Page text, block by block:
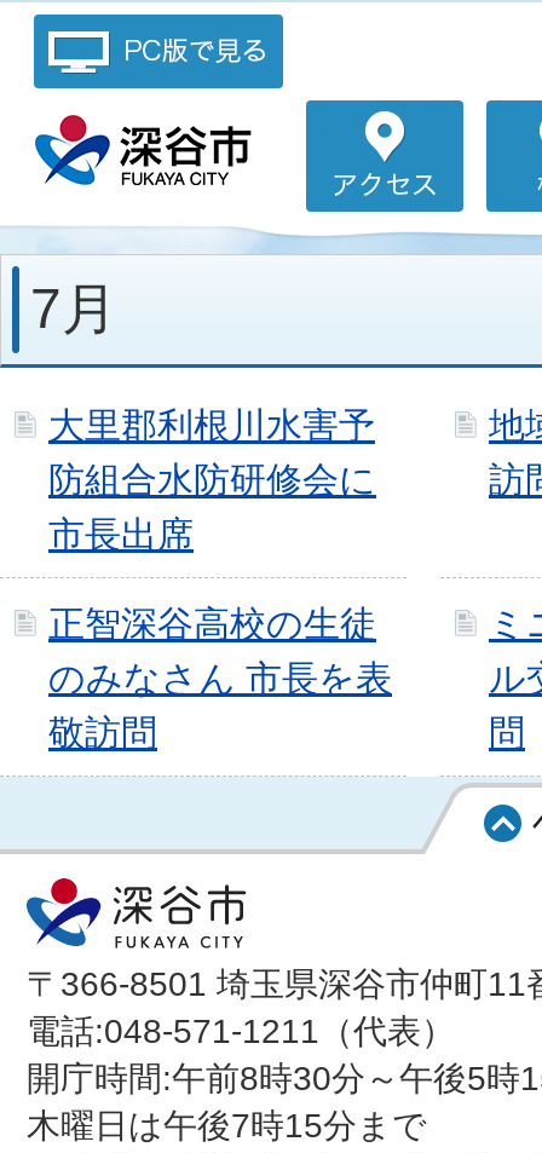
7月
大里郡利根川水害予
防組合水防研修会に
市長出席
地
訪
正智深谷高校の生徒
のみなさん 市長を表
敬訪問
ミ
ル
問
〒366-8501 埼玉県深谷市仲町11
電話:048-571-1211（代表）
開庁時間:午前8時30分～午後5時
木曜日は午後7時15分まで